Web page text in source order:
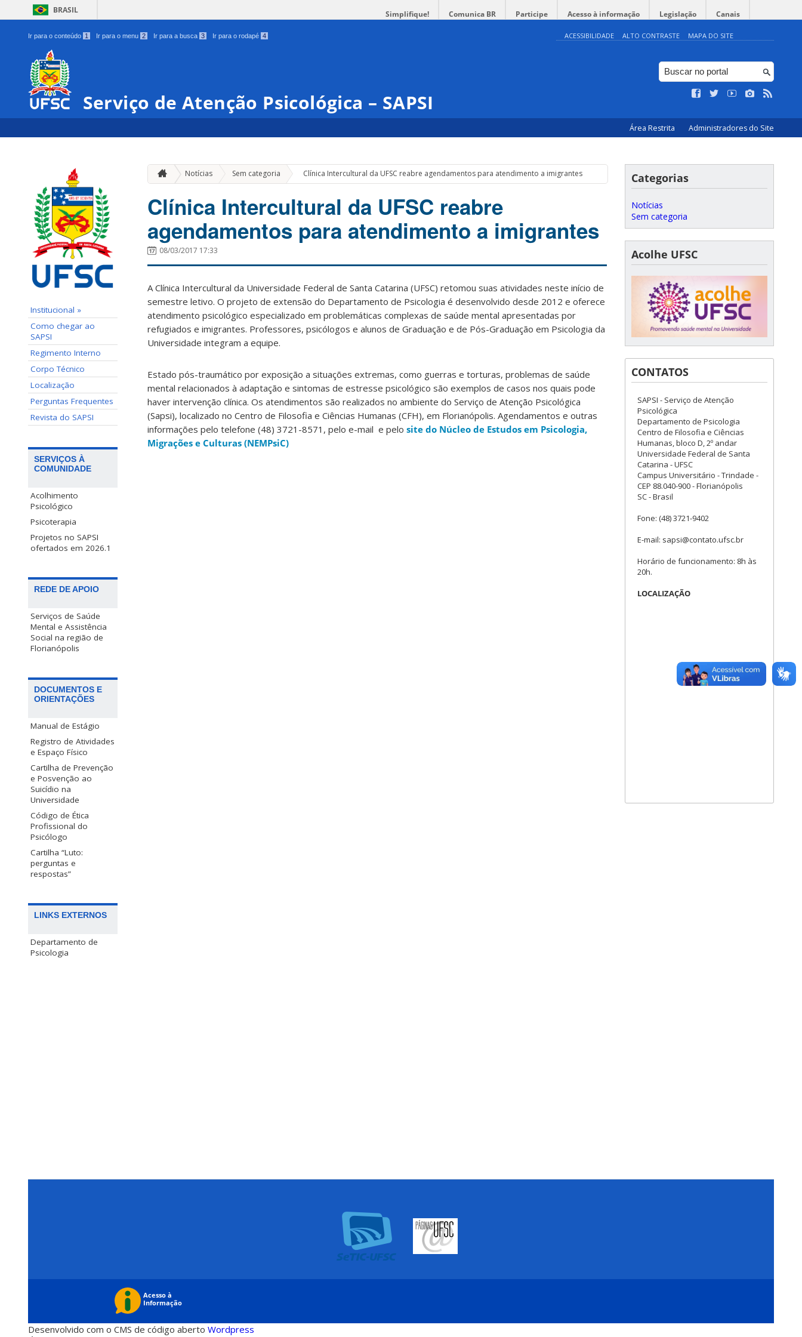
BRASIL Simplifique! Comunica BR Participe Acesso à informação Legislação Canais
Ir para o conteúdo 1 Ir para o menu 2 Ir para a busca 3 Ir para o rodapé 4 ACESSIBILIDADE ALTO CONTRASTE MAPA DO SITE
Serviço de Atenção Psicológica – SAPSI
Área Restrita Administradores do Site
Institucional »
Como chegar ao
SAPSI
Regimento Interno
Corpo Técnico
Localização
Perguntas Frequentes
Revista do SAPSI
SERVIÇOS À
COMUNIDADE
Acolhimento
Psicológico
Psicoterapia
Projetos no SAPSI
ofertados em 2026.1
REDE DE APOIO
Serviços de Saúde
Mental e Assistência
Social na região de
Florianópolis
DOCUMENTOS E
ORIENTAÇÕES
Manual de Estágio
Registro de Atividades
e Espaço Físico
Cartilha de Prevenção
e Posvenção ao
Suicídio na
Universidade
Código de Ética
Profissional do
Psicólogo
Cartilha “Luto:
perguntas e
respostas”
LINKS EXTERNOS
Departamento de
Psicologia
Notícias Sem categoria » Clínica Intercultural da UFSC reabre agendamentos para atendimento a imigrantes
Clínica Intercultural da UFSC reabre
agendamentos para atendimento a imigrantes
08/03/2017 17:33
A Clínica Intercultural da Universidade Federal de Santa Catarina (UFSC) retomou suas atividades neste início de
semestre letivo. O projeto de extensão do Departamento de Psicologia é desenvolvido desde 2012 e oferece
atendimento psicológico especializado em problemáticas complexas de saúde mental apresentadas por
refugiados e imigrantes. Professores, psicólogos e alunos de Graduação e de Pós-Graduação em Psicologia da
Universidade integram a equipe.
Estado pós-traumático por exposição a situações extremas, como guerras e torturas, problemas de saúde
mental relacionados à adaptação e sintomas de estresse psicológico são exemplos de casos nos quais pode
haver intervenção clínica. Os atendimentos são realizados no ambiente do Serviço de Atenção Psicológica
(Sapsi), localizado no Centro de Filosofia e Ciências Humanas (CFH), em Florianópolis. Agendamentos e outras
informações pelo telefone (48) 3721-8571, pelo e-mail e pelo site do Núcleo de Estudos em Psicologia,
Migrações e Culturas (NEMPsiC)
Categorias
Notícias
Sem categoria
Acolhe UFSC
CONTATOS
SAPSI - Serviço de Atenção
Psicológica
Departamento de Psicologia
Centro de Filosofia e Ciências
Humanas, bloco D, 2º andar
Universidade Federal de Santa
Catarina - UFSC
Campus Universitário - Trindade -
CEP 88.040-900 - Florianópolis
SC - Brasil
Fone: (48) 3721-9402
E-mail: sapsi@contato.ufsc.br
Horário de funcionamento: 8h às
20h.
LOCALIZAÇÃO
Desenvolvido com o CMS de código aberto Wordpress